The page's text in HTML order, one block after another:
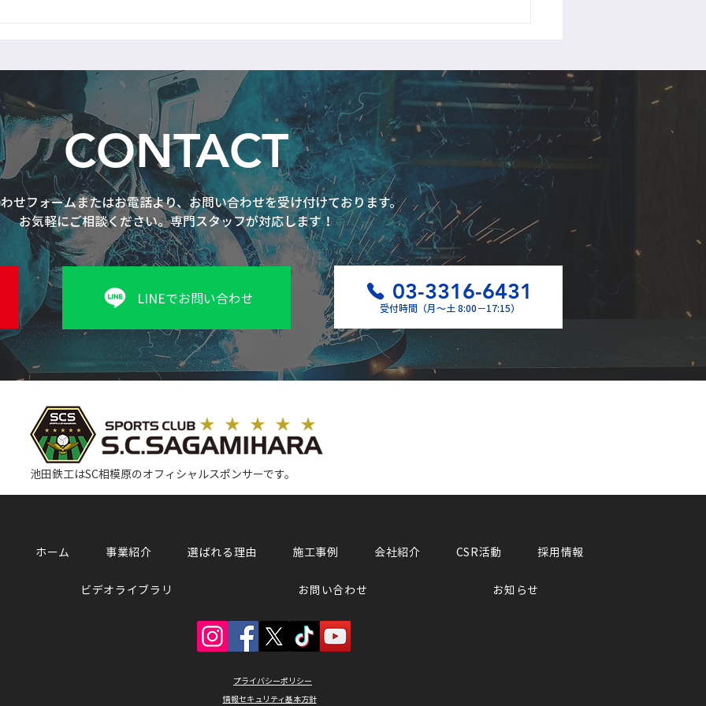
CONTACT
せフォームまたはお電話より、お問い合わせを受け付けております。
お気軽にご相談ください。専門スタッフが対応します！
03-3316-6431
受付時間（月〜土 8:00−17:15）
LINEでお問い合わせ
池田鉄工はSC相模原のオフィシャルスポンサーです。
ホーム 事業紹介 選ばれる理由 施工事例 会社紹介 CSR活動 採用情報
ビデオライブラリ お問い合わせ お知らせ
プライバシーポリシー
​情報セキュリティ基本方針